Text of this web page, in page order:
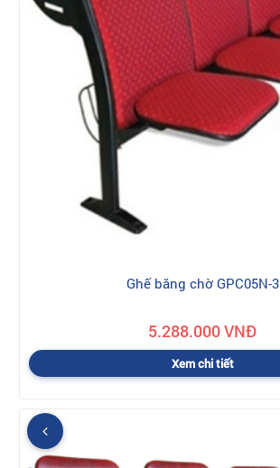
Ghế băng chờ GPC05N-3
5.288.000 VNĐ
Xem chi tiết